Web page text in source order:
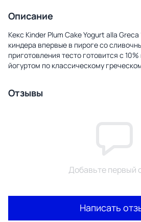
Описание
Кекс Kinder Plum Cake Yogurt alla
киндера впервые в пироге со
приготовления тесто готовится с
йогуртом по классическому
Отзывы
Добавьте первый
Написать